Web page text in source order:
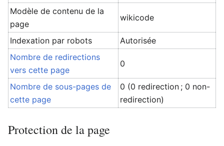
Modèle de contenu de la
page
wikicode
Indexation par robots
Autorisée
Nombre de redirections
vers cette page
0
Nombre de sous-pages de
cette page
0 (0 redirection ; 0 non-
redirection)
Protection de la page